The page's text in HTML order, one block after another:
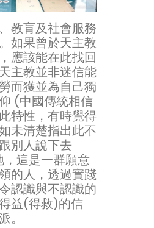
教肓及社會服務
如果曾於天主教
應該能在此找回
主教並非迷信能
而獲並為自己獨
(中國傳統相信
特性，有時覺得
未清楚指出此不
別人說下去
這是一群願意
的人，透過實踐
認識與不認識的
益(得救)的信
。